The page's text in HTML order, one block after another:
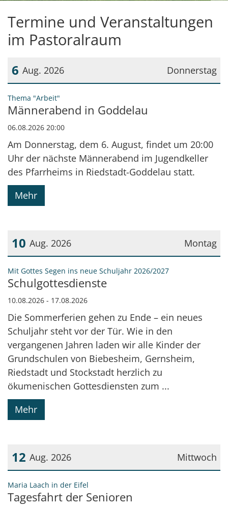
Termine und Veranstaltungen
im Pastoralraum
Donnerstag
6 Aug. 2026
Datum: 6. August 2026
Thema "Arbeit"
Männerabend in Goddelau
06.08.2026 20:00
Am Donnerstag, dem 6. August, findet um 20:00
Uhr der nächste Männerabend im Jugendkeller
des Pfarrheims in Riedstadt-Goddelau statt.
Mehr
Montag
10 Aug. 2026
Datum: 10. August 2026
Mit Gottes Segen ins neue Schuljahr 2026/2027:
Schulgottesdienste
10.08.2026 - 17.08.2026
Die Sommerferien gehen zu Ende – ein neues
Schuljahr steht vor der Tür. Wie in den
vergangenen Jahren laden wir alle Kinder der
Grundschulen von Biebesheim, Gernsheim,
Riedstadt und Stockstadt herzlich zu
ökumenischen Gottesdiensten zum ...
Mehr
Mittwoch
12 Aug. 2026
Datum: 12. August 2026
Maria Laach in der Eifel
Tagesfahrt der Senioren